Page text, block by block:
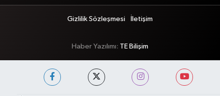
Gizlilik Sözleşmesi İletişim
Haber Yazılımı: TE Bilişim